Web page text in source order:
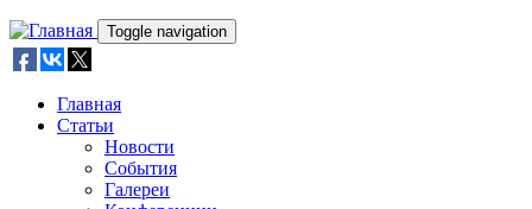
Toggle navigation
Главная
Статьи
Новости
События
Галереи